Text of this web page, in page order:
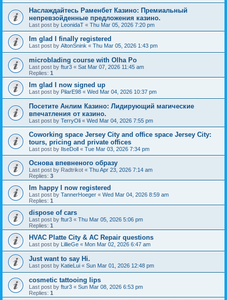
Наслаждайтесь Раменбет Казино: Премиальный
непревзойденные предложения казино.
Last post by LeonidaT « Thu Mar 05, 2026 7:20 pm
Im glad I finally registered
Last post by AltonSnink « Thu Mar 05, 2026 1:43 pm
microblading course with Olha Po
Last post by ftur3 « Sat Mar 07, 2026 11:45 am
Replies: 1
Im glad I now signed up
Last post by PilarE98 « Wed Mar 04, 2026 10:37 pm
Посетите Анлим Казино: Лидирующий магические
впечатления от казино.
Last post by TerryOli « Wed Mar 04, 2026 7:55 pm
Coworking space Jersey City and office space Jersey City:
tours, pricing and private offices
Last post by IlseDoll « Tue Mar 03, 2026 7:34 pm
Основа впевненого образу
Last post by Radtrikot « Thu Apr 23, 2026 7:14 am
Replies: 3
Im happy I now registered
Last post by TannerHoeger « Wed Mar 04, 2026 8:59 am
Replies: 1
dispose of cars
Last post by ftur3 « Thu Mar 05, 2026 5:06 pm
Replies: 1
HVAC Platte City & AC Repair questions
Last post by LillieGe « Mon Mar 02, 2026 6:47 am
Just want to say Hi.
Last post by KatieLui « Sun Mar 01, 2026 12:48 pm
cosmetic tattooing lips
Last post by ftur3 « Sun Mar 08, 2026 6:53 pm
Replies: 1